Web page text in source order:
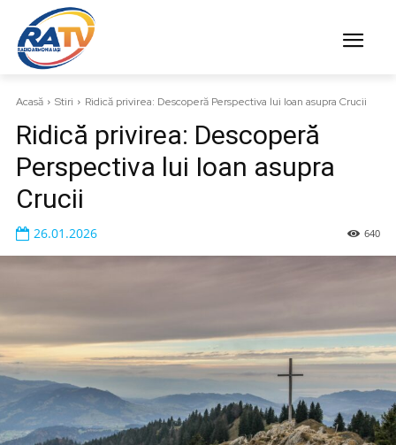
Acasă Stiri Ridică privirea: Descoperă Perspectiva lui Ioan asupra Crucii
Ridică privirea: Descoperă
Perspectiva lui Ioan asupra
Crucii
640
26.01.2026